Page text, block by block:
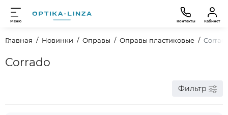
Меню Контакты Кабинет
Главная Новинки Оправы Оправы пластиковые
Corrado
Фильтр